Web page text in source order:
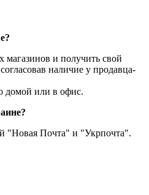
и получить свой
наличие у продавца-
домой или в офис.
"Новая Почта" и "Укрпочта".